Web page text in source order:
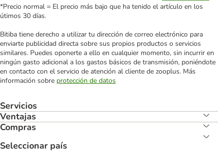
*Precio normal = El precio más bajo que ha tenido el artículo en los
útimos 30 días.
Bitiba tiene derecho a utilizar tu dirección de correo electrónico para
enviarte publicidad directa sobre sus propios productos o servicios
similares. Puedes oponerte a ello en cualquier momento, sin incurrir en
ningún gasto adicional a los gastos básicos de transmisión, poniéndote
en contacto con el servicio de atención al cliente de zooplus. Más
información sobre protección de datos
Servicios
Ventajas
Compras
Seleccionar país